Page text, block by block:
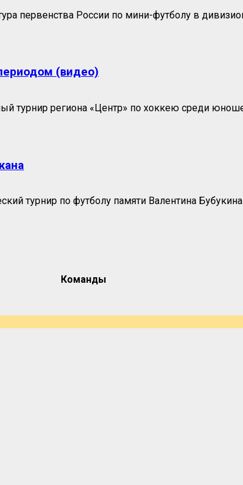
первенства России по мини-футболу в
(видео)
турнир региона «Центр» по хоккею среди
турнир по футболу памяти Валентина
Команды